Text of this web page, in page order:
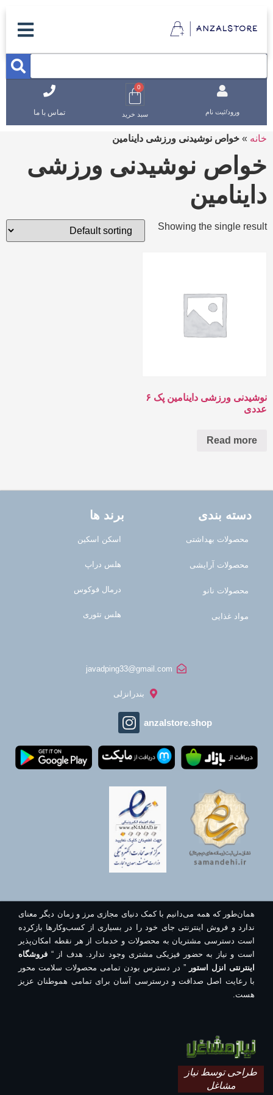
ورود/ثبت نام
0
سبد خرید تماس با ما
خانه » خواص نوشیدنی ورزشی داینامین
خواص نوشیدنی ورزشی
داینامین
Showing the single result
نوشیدنی ورزشی داینامین پک ۶
عددی
Read more
دسته بندی
محصولات بهداشتی
محصولات آرایشی
محصولات نانو
مواد غذایی
برند ها
اسکن اسکین
هلس دراپ
درمال فوکوس
هلس تئوری
javadping33@gmail.com
بندرانزلی
anzalstore.shop
همان‌طور که همه می‌دانیم با کمک دنیای مجازی مرز و زمان دیگر معنای
ندارد و فروش اینترنتی جای خود را در بسیاری از کسب‌وکارها بازکرده
است دسترسی مشتریان به محصولات و خدمات از هر نقطه امکان‌پذیر
است و نیاز به حضور فیزیکی مشتری وجود ندارد. هدف از “ فروشگاه
اینترنتی انزل استور ” در دسترس بودن تمامی محصولات سلامت محور
با رعایت اصل صداقت و درسترسی آسان برای تمامی هموطنان عزیز
هست.
طراحی توسط نیاز
مشاغل